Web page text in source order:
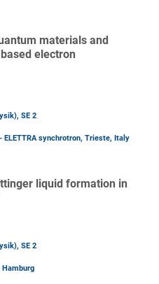
materials and
electron
, SE 2
ELETTRA synchrotron, Trieste, Italy
liquid formation in
, SE 2
Hamburg